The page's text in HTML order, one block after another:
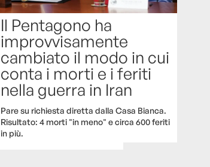
Il Pentagono ha
improvvisamente
cambiato il modo in cui
conta i morti e i feriti
nella guerra in Iran
Pare su richiesta diretta dalla Casa Bianca.
Risultato: 4 morti "in meno" e circa 600 feriti
in più.